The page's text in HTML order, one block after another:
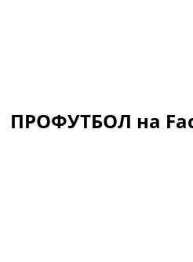
ПРОФУТБОЛ на